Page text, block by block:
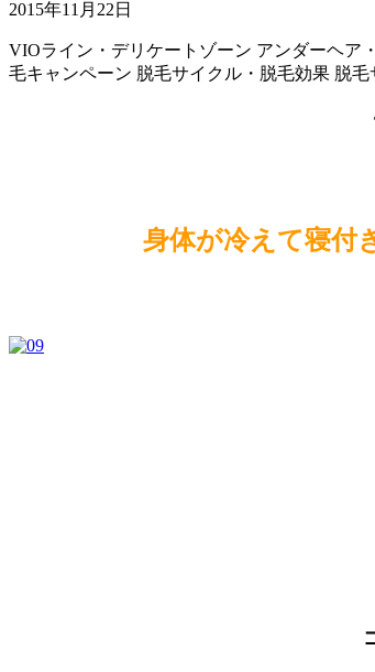
2015年11月22日
VIOライン・デリケートゾーン アンダーヘア
毛キャンペーン 脱毛サイクル・脱毛効果 脱毛
身体が冷えて寝付